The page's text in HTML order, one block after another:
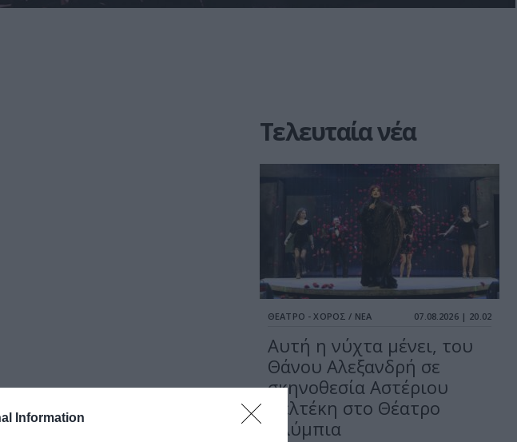
Information
Τελευταία νέα
ΘΕΑΤΡΟ - ΧΟΡΟΣ / ΝΕΑ 07.08.2026 | 20.02
Αυτή η νύχτα μένει, του
Θάνου Αλεξανδρή σε
σκηνοθεσία Αστέριου
Πελτέκη στο Θέατρο
Ολύμπια